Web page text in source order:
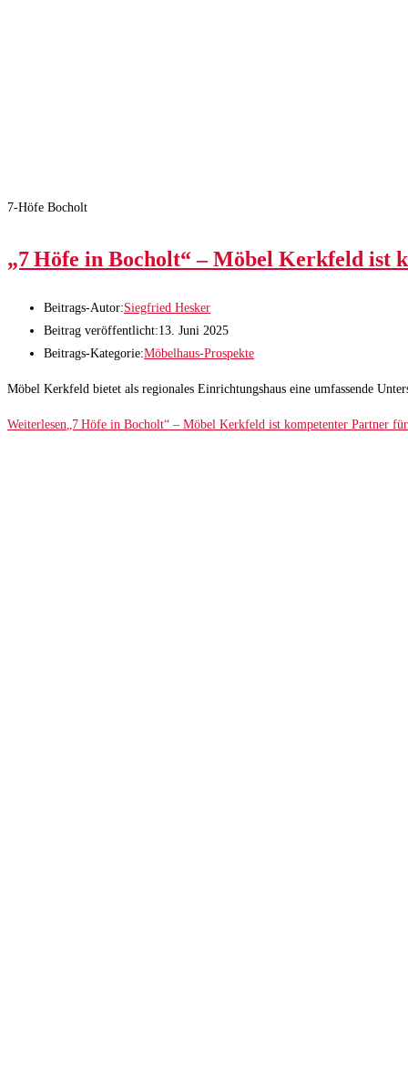
7-Höfe Bocholt
„7 Höfe in Bocholt“ – Möbel Kerkfeld
Beitrags-Autor:Siegfried Hesker
Beitrag veröffentlicht:13. Juni 2025
Beitrags-Kategorie:Möbelhaus-Prospekte
Möbel Kerkfeld bietet als regionales Einrichtungshaus eine umfassende
Weiterlesen„7 Höfe in Bocholt“ – Möbel Kerkfeld ist kompetenter Partner